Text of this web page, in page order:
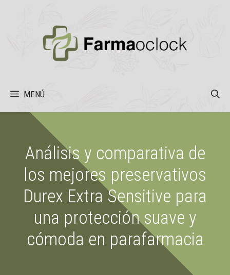
MENÚ
Análisis y comparativa de
los mejores preservativos
Durex Extra Sensitive para
una protección suave y
cómoda en parafarmacia